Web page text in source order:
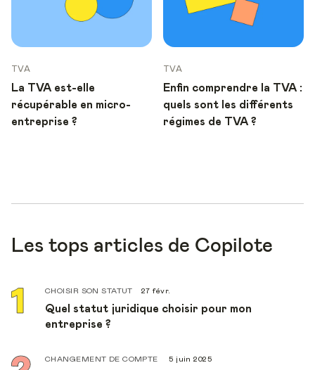
TVA
La TVA est-elle
récupérable en micro-
entreprise ?
TVA
Enfin comprendre la TVA :
quels sont les différents
régimes de TVA ?
Les tops articles de Copilote
CHOISIR SON STATUT 27 févr.
Quel statut juridique choisir pour mon
entreprise ?
CHANGEMENT DE COMPTE 5 juin 2025